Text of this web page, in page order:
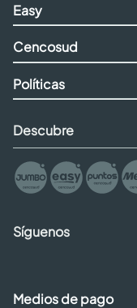
Easy
Cencosud
Políticas
Descubre
Síguenos
Medios de pago